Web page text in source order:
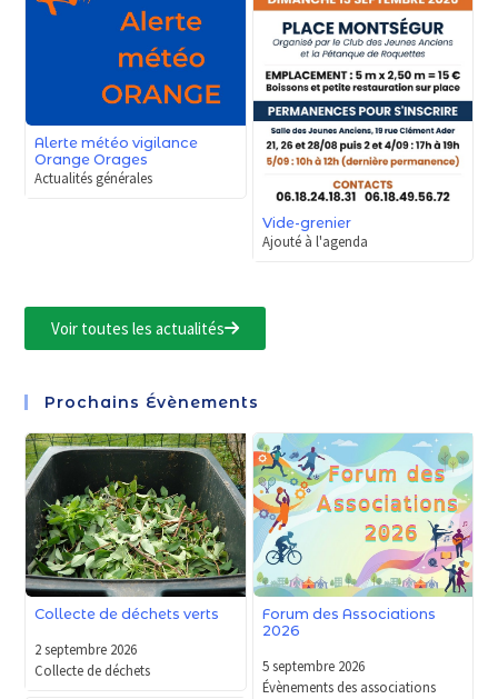
Alerte météo vigilance
Orange Orages
Actualités générales
Vide-grenier
Ajouté à l'agenda
Voir toutes les actualités
Prochains Évènements
Collecte de déchets verts
2 septembre 2026
Collecte de déchets
Forum des Associations
2026
5 septembre 2026
Évènements des associations